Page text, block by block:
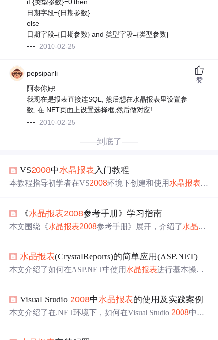
if {类型参数}=0 then
日期字段={日期参数}
else
日期字段={日期参数} and 类型字段={类型参数}
2010-02-25
pepsipanli
阿泰你好!
我现在是报表直接连SQL, 然后想在水晶报表里设置参
数, 在.NET页面上设置选择框,然后做对应!
2010-02-25
赞
——到底了——
VS2008中水晶报表入门教程
本教程指导初学者在VS2008环境下创建和使用 水晶报表。
表实现，以及报表预览与发布等，还提供快速入门文档。
《水晶报表2008参考手册》学习指南
本文围绕《水晶报表2008参考手册》展开，介绍了水晶报
与数据筛选、报表公式与函数应用等内容，还提及高级报
表功能与集成，助力实现报表数据可视化与分析。
水晶报表(CrystalReports)的简单应用(ASP.NET)
本文介绍了如何在ASP.NET中使用 水晶报表进行基本操
水晶报表，并在网页中展示的过程。
Visual Studio 2008中水晶报表的使用及实践案例
本文介绍了在.NET环境下，如何在Visual Studio 2008中集